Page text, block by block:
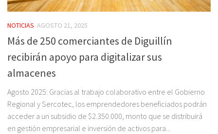
NOTICIAS AGOSTO 21, 2025
Más de 250 comerciantes de Diguillín
recibirán apoyo para digitalizar sus
almacenes
Agosto 2025: Gracias al trabajo colaborativo entre el Gobierno
Regional y Sercotec, los emprendedores beneficiados podrán
acceder a un subsidio de $2.350.000, monto que se distribuirá
en gestión empresarial e inversión de activos para...